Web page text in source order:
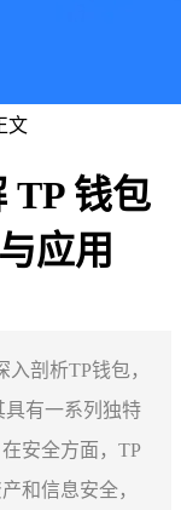
文
TP 钱包
应用
剖析TP钱包，
具有一系列独特
安全方面，TP
和信息安全，